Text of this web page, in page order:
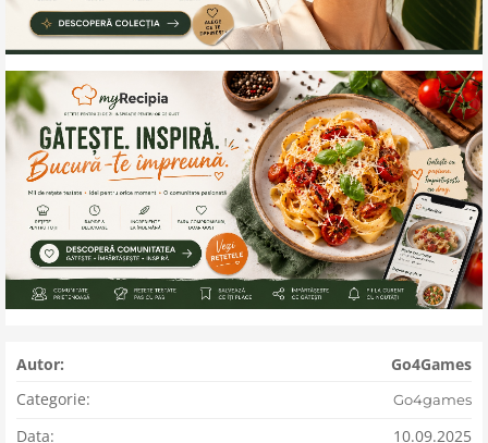
Autor:
Go4Games
Categorie:
Go4games
Data:
10.09.2025